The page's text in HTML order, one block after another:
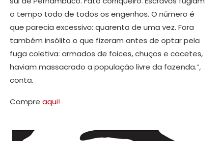
o tempo todo de todos os engenhos. O número é
que parecia excessivo: quarenta de uma vez. Fora
também insólito o que fizeram antes de optar pela
fuga coletiva: armados de foices, chuços e cacetes,
haviam massacrado a população livre da fazenda.”,
conta.
Compre aqui!